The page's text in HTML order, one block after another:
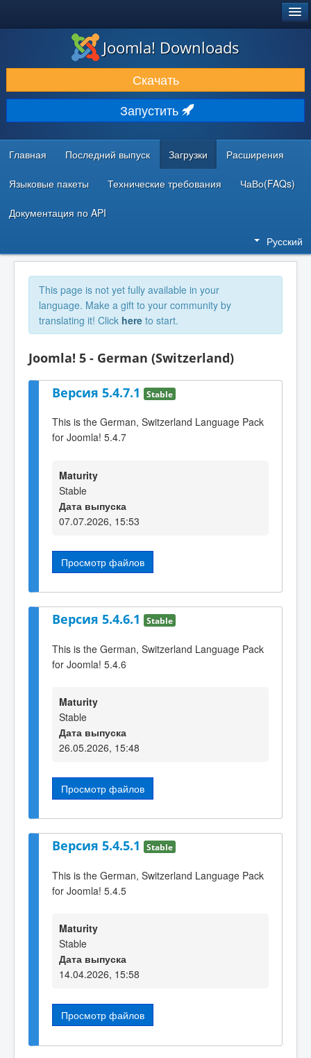
ЗАГРУЗКИ И РАСШИРЕНИЯ
ДОКУМЕНТАЦИЯ И ОБУЧЕНИЕ
СООБЩЕСТВО И ПОДДЕРЖКА
РЕСУРСЫ ДЛЯ РАЗРАБОТЧИКОВ
Joomla! Downloads
Скачать
Запустить
Главная Последний выпуск Загрузки Расширения
Языковые пакеты Технические требования ЧаВо(FAQs)
Документация по API
Русский
This page is not yet fully available in your
language. Make a gift to your community by
translating it! Click here to start.
Joomla! 5 - German (Switzerland)
Версия 5.4.7.1 Stable
This is the German, Switzerland Language Pack
for Joomla! 5.4.7
Maturity
Stable
Дата выпуска
07.07.2026, 15:53
Просмотр файлов
Версия 5.4.6.1 Stable
This is the German, Switzerland Language Pack
for Joomla! 5.4.6
Maturity
Stable
Дата выпуска
26.05.2026, 15:48
Просмотр файлов
Версия 5.4.5.1 Stable
This is the German, Switzerland Language Pack
for Joomla! 5.4.5
Maturity
Stable
Дата выпуска
14.04.2026, 15:58
Просмотр файлов